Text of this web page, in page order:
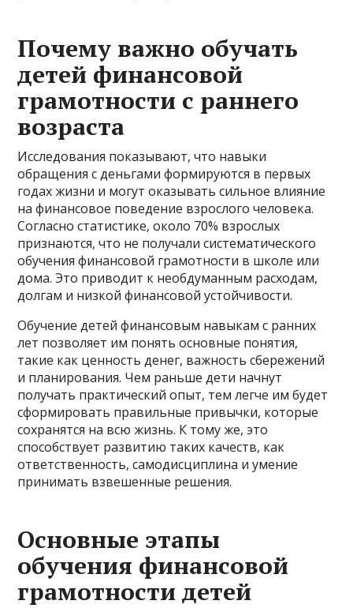
Почему важно обучать
детей финансовой
грамотности с раннего
возраста
Исследования показывают, что навыки
обращения с деньгами формируются в первых
годах жизни и могут оказывать сильное влияние
на финансовое поведение взрослого человека.
Согласно статистике, около 70% взрослых
признаются, что не получали систематического
обучения финансовой грамотности в школе или
дома. Это приводит к необдуманным расходам,
долгам и низкой финансовой устойчивости.
Обучение детей финансовым навыкам с ранних
лет позволяет им понять основные понятия,
такие как ценность денег, важность сбережений
и планирования. Чем раньше дети начнут
получать практический опыт, тем легче им будет
сформировать правильные привычки, которые
сохранятся на всю жизнь. К тому же, это
способствует развитию таких качеств, как
ответственность, самодисциплина и умение
принимать взвешенные решения.
Основные этапы
обучения финансовой
грамотности детей